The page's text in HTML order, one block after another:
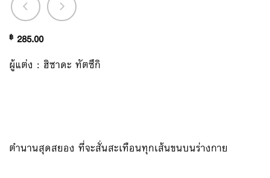
฿ 285.00
ผู้แต่ง : ฮิซาดะ ทัตซึกิ
ตำนานสุดสยอง ที่จะสั่นสะเทือนทุกเส้นขนบนร่างกาย